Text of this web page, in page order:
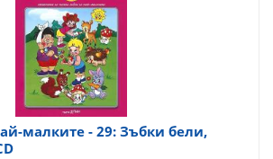
малките - 29: Зъбки бели,